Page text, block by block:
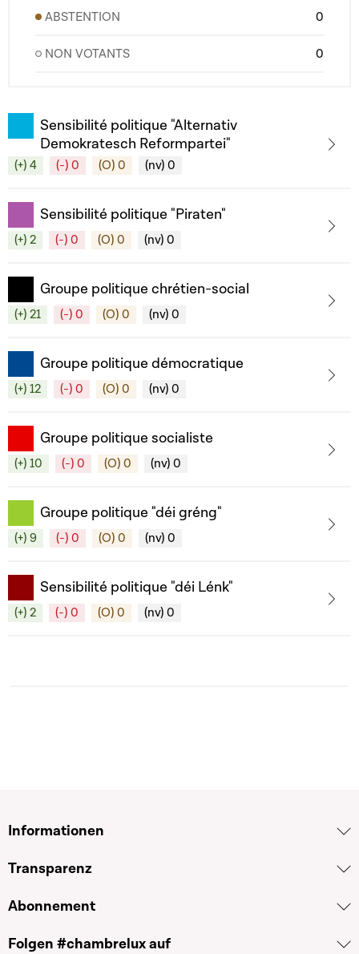
ABSTENTION 0
NON VOTANTS 0
Sensibilité politique "Alternativ
Demokratesch Reformpartei"
(+) 4 (-) 0 (O) 0 (nv) 0
Sensibilité politique "Piraten"
(+) 2 (-) 0 (O) 0 (nv) 0
Groupe politique chrétien-social
(+) 21 (-) 0 (O) 0 (nv) 0
Groupe politique démocratique
(+) 12 (-) 0 (O) 0 (nv) 0
Groupe politique socialiste
(+) 10 (-) 0 (O) 0 (nv) 0
Groupe politique "déi gréng"
(+) 9 (-) 0 (O) 0 (nv) 0
Sensibilité politique "déi Lénk"
(+) 2 (-) 0 (O) 0 (nv) 0
Informationen
Transparenz
Abonnement
Folgen #chambrelux auf